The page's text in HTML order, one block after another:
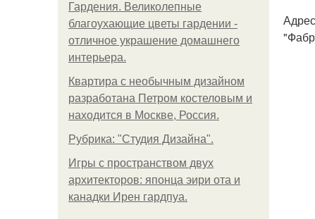
Гардения. Великолепные
благоухающие цветы гардении -
отличное украшение домашнего
интерьера.
Квартира с необычным дизайном
разработана Петром костеловым и
находится в Москве, Россия.
Рубрика: "Студия Дизайна".
Игры с пространством двух
архитекторов: японца эири ота и
канадки Ирен гардпуа.